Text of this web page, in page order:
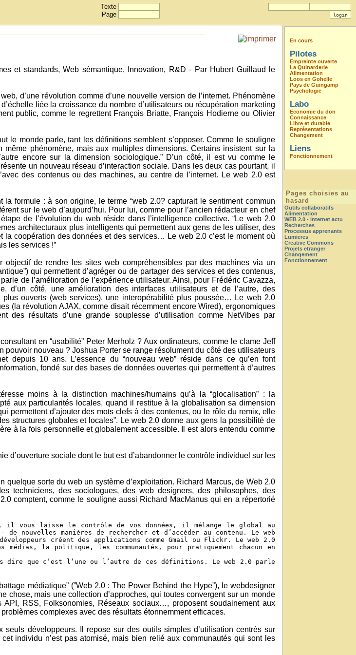
Texte
Page
et standards, Web sémantique, Innovation, R&D - Par Hubert Guillaud le
d’une révolution comme d’une nouvelle version de l’internet. Phénomène
liée la croissance du nombre d’utilisateurs ou récupération marketing
public, comme le regrettent François Briatte, François Hodierne ou Olivier
le monde parle, tant les définitions semblent s’opposer. Comme le souligne
même phénomène, mais aux multiples dimensions. Certains insistent sur la
encore sur la dimension sociologique.” D’un côté, il est vu comme le
un nouveau réseau d’interaction sociale. Dans les deux cas pourtant, il
des contenus ou des machines, au centre de l’internet. Le web 2.0 est
la formule : à son origine, le terme “web 2.0? capturait le sentiment commun
sur le web d’aujourd’hui. Pour lui, comme pour l’ancien rédacteur en chef
de l’évolution du web réside dans l’intelligence collective. “Le web 2.0
architecturaux plus intelligents qui permettent aux gens de les utiliser, des
la coopération des données et des services… Le web 2.0 c’est le moment où
les services !”
objectif de rendre les sites web compréhensibles par des machines via un
qui permettent d’agréger ou de partager des services et des contenus,
de l’amélioration de l’expérience utilisateur. Ainsi, pour Frédéric Cavazza,
d’un côté, une amélioration des interfaces utilisateurs et de l’autre, des
ouverts (web services), une interopérabilité plus poussée… Le web 2.0
(la révolution AJAX, comme disait récemment encore Wired), ergonomiques
des résultats d’une grande souplesse d’utilisation comme NetVibes par
en “usabilité” Peter Merholz ? Aux ordinateurs, comme le clame Jeff
pouvoir nouveau ? Joshua Porter se range résolument du côté des utilisateurs
depuis 10 ans. L’essence du “nouveau web” réside dans ce qu’en font
fondé sur des bases de données ouvertes qui permettent à d’autres
moins à la distinction machines/humains qu’à la “glocalisation” : la
aux particularités locales, quand il restitue à la globalisation sa dimension
permettent d’ajouter des mots clefs à des contenus, ou le rôle du remix, elle
structures globales et locales”. Le web 2.0 donne aux gens la possibilité de
à la fois personnelle et globalement accessible. Il est alors entendu comme
d’ouverture sociale dont le but est d’abandonner le contrôle individuel sur les
quelque sorte du web un système d’exploitation. Richard Marcus, de Web 2.0
techniciens, des sociologues, des web designers, des philosophes, des
comptent, comme le souligne aussi Richard MacManus qui en a répertorié
vous laisse le contrôle de vos données, il mélange le global au
nouvelles manières de rechercher et d’accéder au contenu. Le web
créent des applications comme Gmail ou Flickr. Le web 2.0
la politique, les communautés, pour pratiquement chacun en
dire que c’est l’une ou l’autre de ces définitions. Le web 2.0 parle
médiatique” (”Web 2.0 : The Power Behind the Hype”), le webdesigner
chose, mais une collection d’approches, qui toutes convergent sur un monde
RSS, Folksonomies, Réseaux sociaux…, proposent soudainement aux
complexes avec des résultats étonnemment efficaces.
développeurs. Il repose sur des outils simples d’utilisation centrés sur
cet individu n’est pas atomisé, mais bien relié aux communautés qui sont les
En cours
Pilotes
Empreinte ouverte
La Quinarderie
Alimentation
Loos en Gohelle
Pays de Guingamp
Psychologie
Labo
Economie du don
Connaissance
Libre et durable
Représentations
Changement
Liens
Fonctionnement
Pages choisies au
hasard
Outils collaboratifs
Alimentation
WEB 2.0 - internet actu
Recherches
Processus apprenants
Lumieres
Creative Commons
Projets etranger
Changement
Fonctionnement